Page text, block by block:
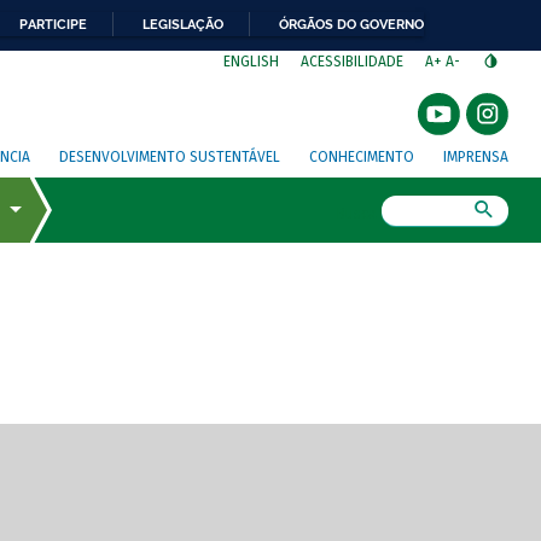
PARTICIPE LEGISLAÇÃO ÓRGÃOS DO GOVERNO
ENGLISH ACESSIBILIDADE A+ A-
DESENVOLVIMENTO SUSTENTÁVEL CONHECIMENTO IMPRENSA
de tela